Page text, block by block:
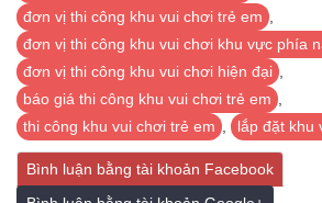
đơn vị thi công khu vui chơi trẻ em ,
đơn vị thi công khu vui chơi khu vực phía
đơn vị thi công khu vui chơi hiện đại ,
báo giá thi công khu vui chơi trẻ em ,
thi công khu vui chơi trẻ em , lắp đặt khu
Bình luận bằng tài khoản Facebook